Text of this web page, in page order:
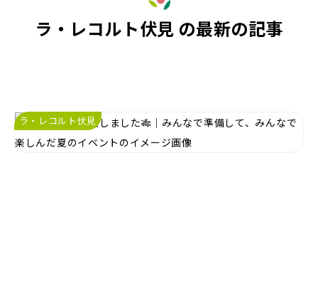
ラ・レコルト伏見 の最新の記事
ラ・レコルト伏見